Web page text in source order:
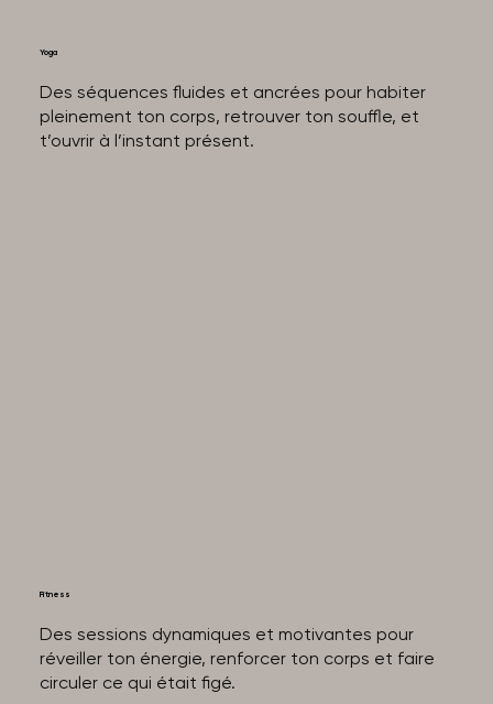
Yoga
Des séquences fluides et ancrées pour habiter
pleinement ton corps, retrouver ton souffle, et
t’ouvrir à l’instant présent.
Fitness
Des sessions dynamiques et motivantes pour
réveiller ton énergie, renforcer ton corps et faire
circuler ce qui était figé.